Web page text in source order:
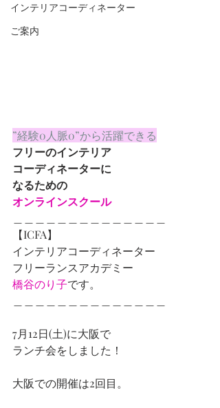
インテリアコーディネーター
ご案内
”経験0人脈0”から活躍できる
フリーのインテリア
コーディネーターに
なるための
オンラインスクール
【ICFA】
インテリアコーディネーター
フリーランスアカデミー
橋谷のり子です。
7月12日(土)に大阪で
ランチ会をしました！
大阪での開催は2回目。